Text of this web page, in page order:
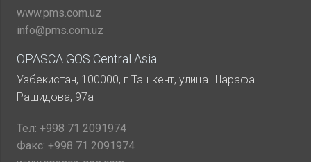
www.pms.com.uz
info@pms.com.uz
OPASCA GOS Central Asia
Узбекистан, 100000, г.Ташкент, улица Шарафа
Рашидова, 97а
Тел: +998 71 2091974
Факс: +998 71 2091974